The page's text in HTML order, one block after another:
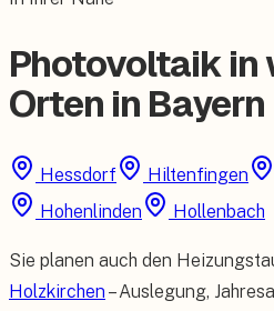
Photovoltaik in
Orten in Bayern
Hessdorf Hiltenfingen
Hohenlinden
Hollenbach
Sie planen auch den
Holzkirchen – Auslegung,